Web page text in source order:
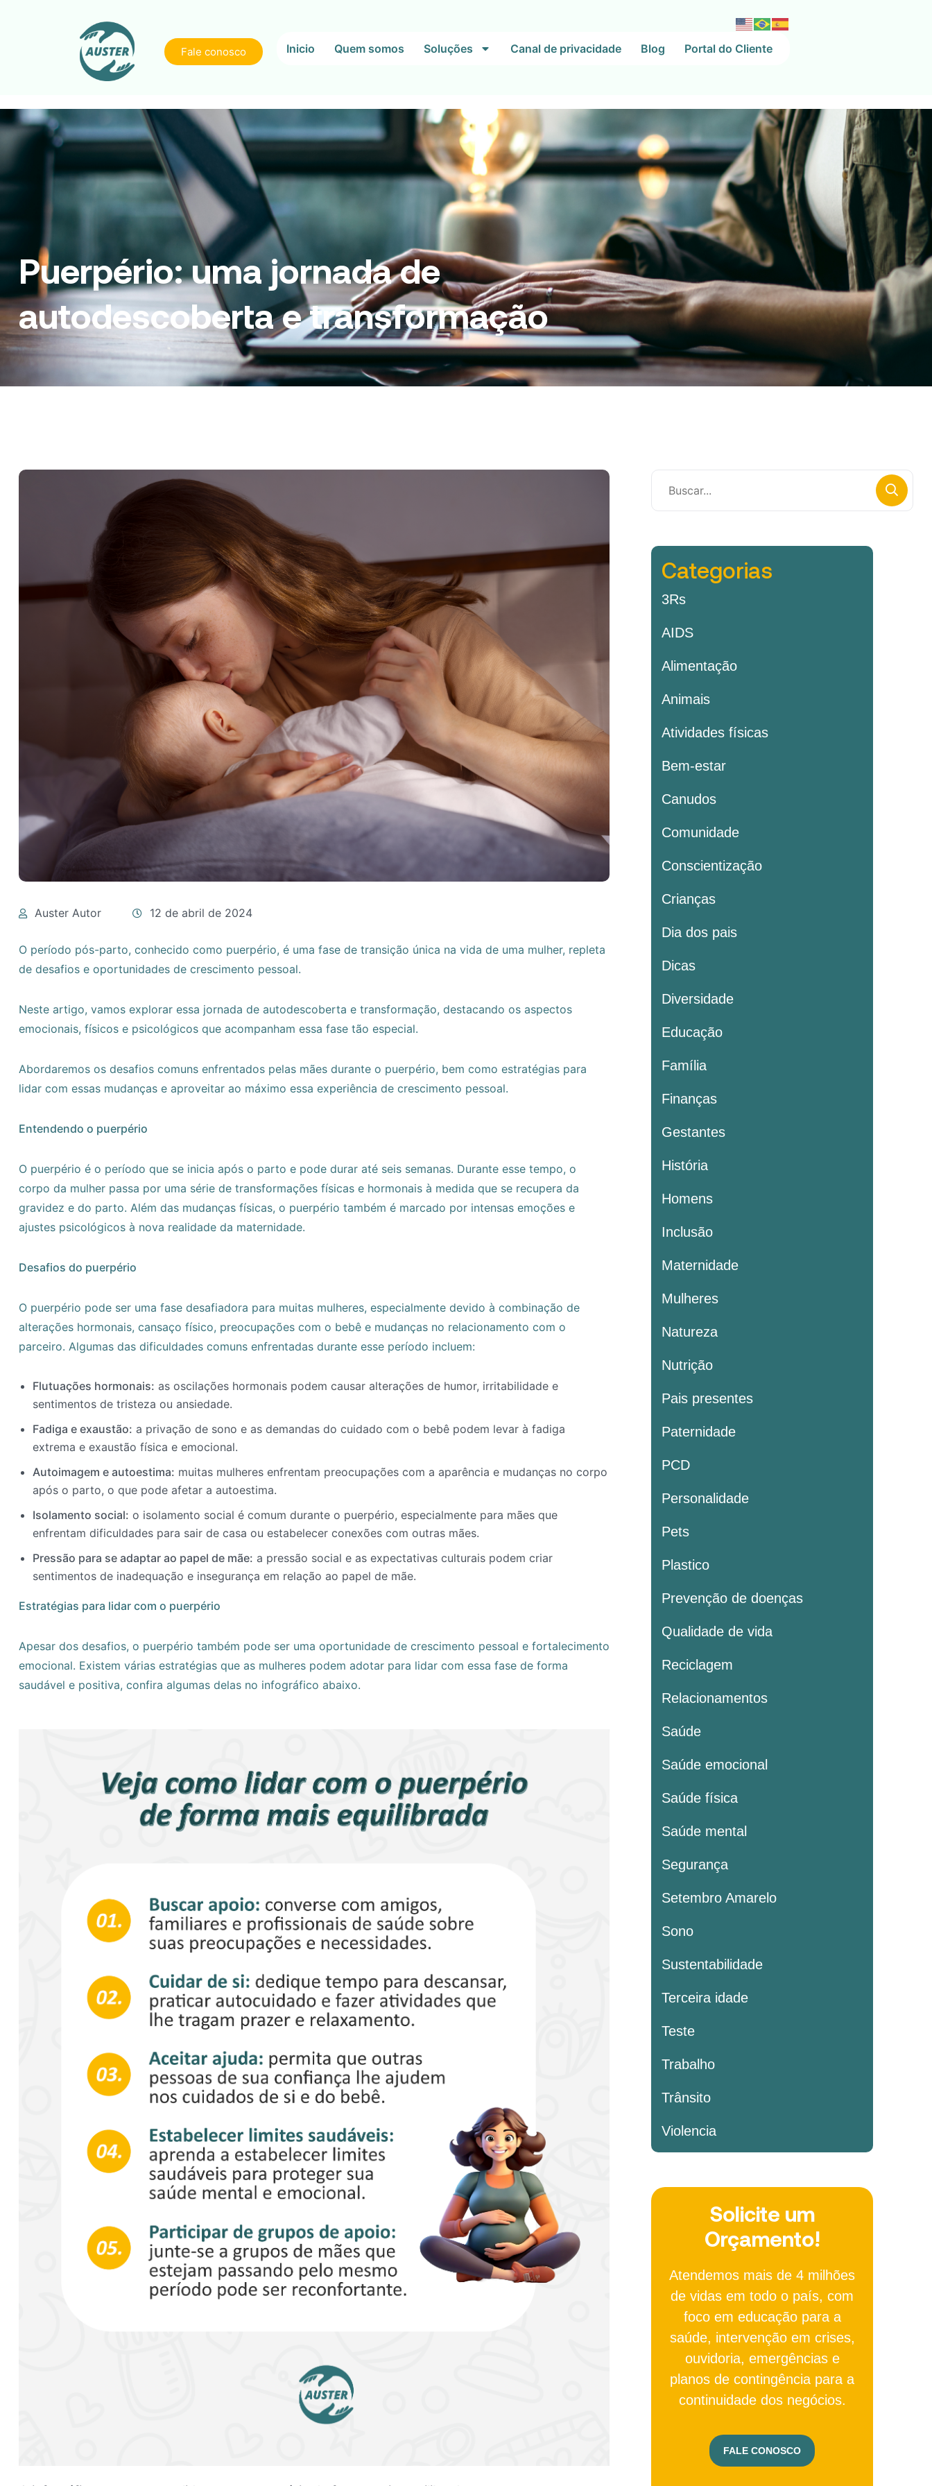
Fale conosco Inicio Quem somos Soluções Canal de privacidade Blog Portal do Cliente
Puerpério: uma jornada de
autodescoberta e transformação
Auster Autor 12 de abril de 2024
O período pós-parto, conhecido como puerpério, é uma fase de transição única na vida de uma mulher, repleta
de desafios e oportunidades de crescimento pessoal.
Neste artigo, vamos explorar essa jornada de autodescoberta e transformação, destacando os aspectos
emocionais, físicos e psicológicos que acompanham essa fase tão especial.
Abordaremos os desafios comuns enfrentados pelas mães durante o puerpério, bem como estratégias para
lidar com essas mudanças e aproveitar ao máximo essa experiência de crescimento pessoal.
Entendendo o puerpério
O puerpério é o período que se inicia após o parto e pode durar até seis semanas. Durante esse tempo, o
corpo da mulher passa por uma série de transformações físicas e hormonais à medida que se recupera da
gravidez e do parto. Além das mudanças físicas, o puerpério também é marcado por intensas emoções e
ajustes psicológicos à nova realidade da maternidade.
Desafios do puerpério
O puerpério pode ser uma fase desafiadora para muitas mulheres, especialmente devido à combinação de
alterações hormonais, cansaço físico, preocupações com o bebê e mudanças no relacionamento com o
parceiro. Algumas das dificuldades comuns enfrentadas durante esse período incluem:
Flutuações hormonais: as oscilações hormonais podem causar alterações de humor, irritabilidade e
sentimentos de tristeza ou ansiedade.
Fadiga e exaustão: a privação de sono e as demandas do cuidado com o bebê podem levar à fadiga
extrema e exaustão física e emocional.
Autoimagem e autoestima: muitas mulheres enfrentam preocupações com a aparência e mudanças no corpo
após o parto, o que pode afetar a autoestima.
Isolamento social: o isolamento social é comum durante o puerpério, especialmente para mães que
enfrentam dificuldades para sair de casa ou estabelecer conexões com outras mães.
Pressão para se adaptar ao papel de mãe: a pressão social e as expectativas culturais podem criar
sentimentos de inadequação e insegurança em relação ao papel de mãe.
Estratégias para lidar com o puerpério
Apesar dos desafios, o puerpério também pode ser uma oportunidade de crescimento pessoal e fortalecimento
emocional. Existem várias estratégias que as mulheres podem adotar para lidar com essa fase de forma
saudável e positiva, confira algumas delas no infográfico abaixo.
Categorias
3Rs
AIDS
Alimentação
Animais
Atividades físicas
Bem-estar
Canudos
Comunidade
Conscientização
Crianças
Dia dos pais
Dicas
Diversidade
Educação
Família
Finanças
Gestantes
História
Homens
Inclusão
Maternidade
Mulheres
Natureza
Nutrição
Pais presentes
Paternidade
PCD
Personalidade
Pets
Plastico
Prevenção de doenças
Qualidade de vida
Reciclagem
Relacionamentos
Saúde
Saúde emocional
Saúde física
Saúde mental
Segurança
Setembro Amarelo
Sono
Sustentabilidade
Terceira idade
Teste
Trabalho
Trânsito
Violencia
Solicite um
Orçamento!
Atendemos mais de 4 milhões
de vidas em todo o país, com
foco em educação para a
saúde, intervenção em crises,
ouvidoria, emergências e
planos de contingência para a
continuidade dos negócios.
FALE CONOSCO